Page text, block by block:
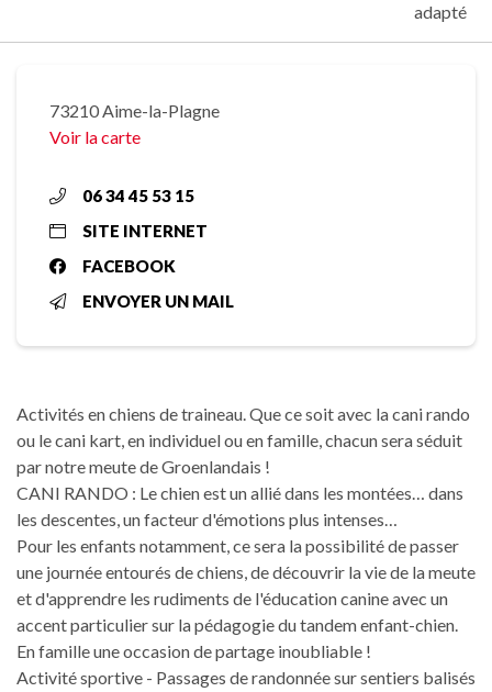
adapté
73210 Aime-la-Plagne
Voir la carte
06 34 45 53 15
SITE INTERNET
FACEBOOK
ENVOYER UN MAIL
Activités en chiens de traineau. Que ce soit avec la cani rando
ou le cani kart, en individuel ou en famille, chacun sera séduit
par notre meute de Groenlandais !
CANI RANDO : Le chien est un allié dans les montées… dans
les descentes, un facteur d'émotions plus intenses…
Pour les enfants notamment, ce sera la possibilité de passer
une journée entourés de chiens, de découvrir la vie de la meute
et d'apprendre les rudiments de l'éducation canine avec un
accent particulier sur la pédagogie du tandem enfant-chien.
En famille une occasion de partage inoubliable !
Activité sportive - Passages de randonnée sur sentiers balisés